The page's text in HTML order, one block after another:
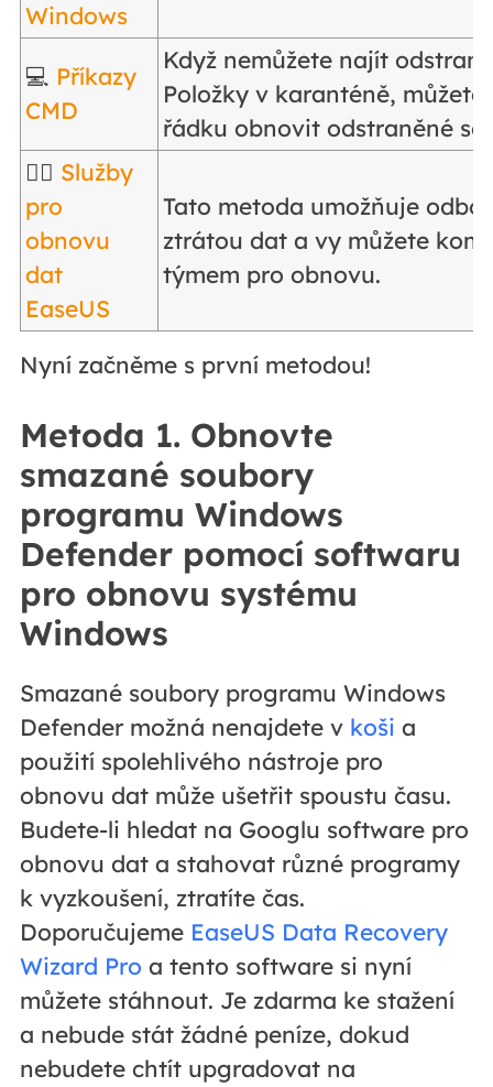
Windows
💻 Příkazy
CMD
Když nemůžete najít
Položky v karanténě,
řádku obnovit odstraněné
👩‍⚕️ Služby
pro
obnovu
dat
EaseUS
Tato metoda umožňuje
ztrátou dat a vy můžete
týmem pro obnovu.
Nyní začněme s první metodou!
Metoda 1. Obnovte
smazané soubory
programu Windows
Defender pomocí softwaru
pro obnovu systému
Windows
Smazané soubory programu Windows
Defender možná nenajdete v koši a
použití spolehlivého nástroje pro
obnovu dat může ušetřit spoustu času.
Budete-li hledat na Googlu software pro
obnovu dat a stahovat různé programy
k vyzkoušení, ztratíte čas.
Doporučujeme EaseUS Data Recovery
Wizard Pro a tento software si nyní
můžete stáhnout. Je zdarma ke stažení
a nebude stát žádné peníze, dokud
nebudete chtít upgradovat na